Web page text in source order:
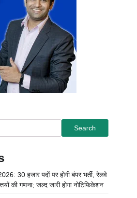
Search
30 हजार पदों पर होगी बंपर भर्ती, रेलवे
की गणना; जल्द जारी होगा नोटिफिकेशन